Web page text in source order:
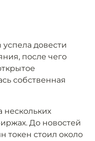
довести
после чего
собственная
нескольких
До новостей
токен стоил около